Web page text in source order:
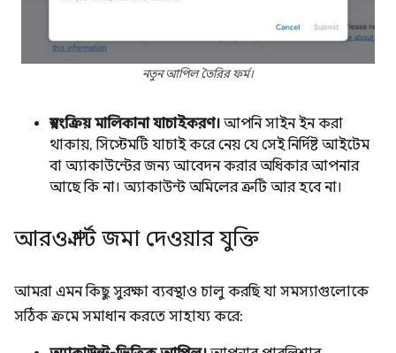
নতুন আপিল তৈরির ফর্ম।
স্বয়ংক্রিয় মালিকানা যাচাইকরণ। আপনি সাইন ইন করা
থাকায়, সিস্টেমটি যাচাই করে নেয় যে সেই নির্দিষ্ট আইটেম
বা অ্যাকাউন্টের জন্য আবেদন করার অধিকার আপনার
আছে কি না। অ্যাকাউন্ট অমিলের ত্রুটি আর হবে না।
আরও স্মার্ট জমা দেওয়ার যুক্তি
আমরা এমন কিছু সুরক্ষা ব্যবস্থাও চালু করছি যা সমস্যাগুলোকে
সঠিক ক্রমে সমাধান করতে সাহায্য করে: